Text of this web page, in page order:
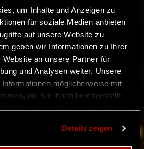
um Inhalte und Anzeigen zu
für soziale Medien anbieten
auf unsere Website zu
geben wir Informationen zu Ihrer
Website an unsere Partner für
und Analysen weiter. Unsere
möglicherweise mit
die Sie ihnen bereitgestellt
Details zeigen
Umsetzung durch
uns weit mehr als nur
Gerade die vielen
dazu bei, dass aus einem
gemeinsames Erlebnis wird,
Atmosphäre konzentrieren